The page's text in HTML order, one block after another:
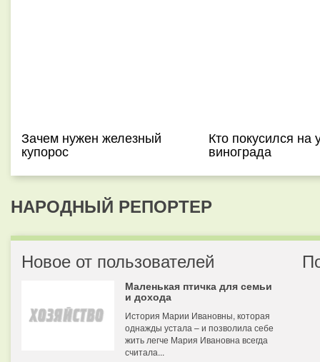
Зачем нужен железный
купорос
Кто покусился на
винограда
НАРОДНЫЙ РЕПОРТЕР
Новое от пользователей
Маленькая птичка для семьи
и дохода
История Марии Ивановны, которая
однажды устала – и позволила себе
жить легче Мария Ивановна всегда
считала...